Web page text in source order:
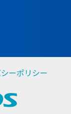
ーポリシー